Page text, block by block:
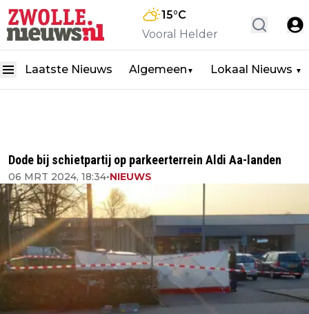
15°C
Vooral Helder
Laatste Nieuws Algemeen ▼ Lokaal Nieuws ▼
Dode bij schietpartij op parkeerterrein Aldi Aa-landen
06 MRT 2024, 18:34•NIEUWS